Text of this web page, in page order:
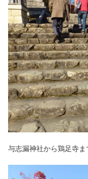
与志漏神社から鶏足寺ま